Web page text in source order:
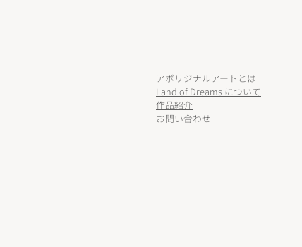
アボリジナルアートとは
Land of Dreams について
作品紹介
お問い合わせ